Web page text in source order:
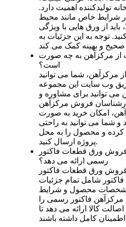
تولیدکننده اهمیت دارد.
شرایط خاص مانند محیط
باید از ورق هایی با ویژگی
توجه به این جزئیات به
از مرکزآهن به چه صورت
است؟
مرکزآهن، شما می توانید
وب سایت این مجموعه
می توانید برای مشاوره و
فروش مرکزآهن
امکان خرید به صورت
و شما می توانید به راحتی
و محصول را به محل
پروژه ارسال کنید.
فروش ورق قطعات فاکتور
رسمی ارائه می دهد؟
فروش ورق قطعات فاکتور
شامل تمام جزئیات
مشخصات محصول و شرایط
فاکتور رسمی را
کالا ارائه می دهد تا